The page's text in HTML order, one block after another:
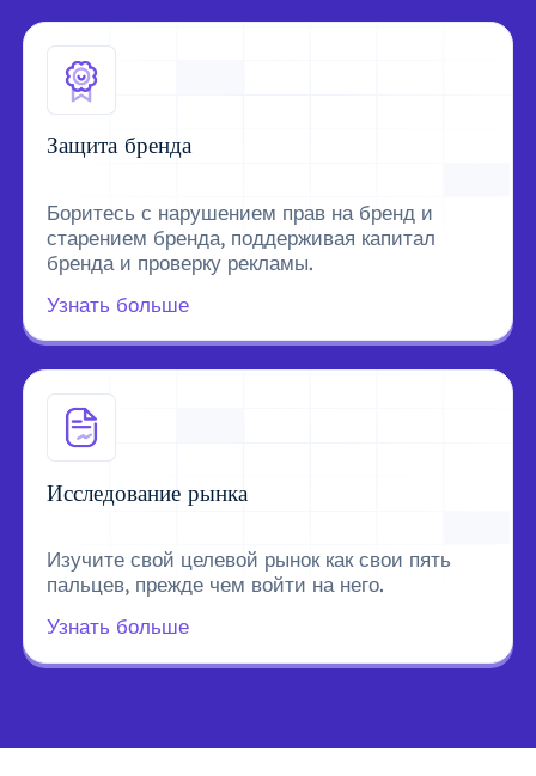
Защита бренда
Боритесь с нарушением прав на бренд и
старением бренда, поддерживая капитал
бренда и проверку рекламы.
Узнать больше
Исследование рынка
Изучите свой целевой рынок как свои пять
пальцев, прежде чем войти на него.
Узнать больше